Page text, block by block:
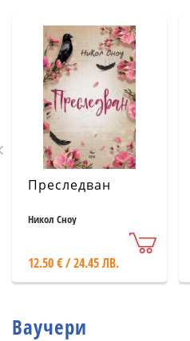
Преследван
Никол Сноу
12.50 € / 24.45 ЛВ.
Ваучери